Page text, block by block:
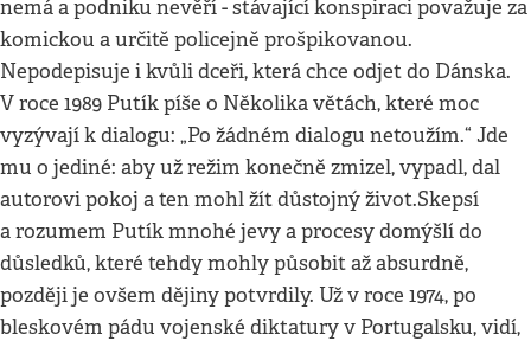
nemá a podniku nevěří - stávající konspiraci považuje za
komickou a určitě policejně prošpikovanou.
Nepodepisuje i kvůli dceři, která chce odjet do Dánska.
V roce 1989 Putík píše o Několika větách, které moc
vyzývají k dialogu: „Po žádném dialogu netoužím.“ Jde
mu o jediné: aby už režim konečně zmizel, vypadl, dal
autorovi pokoj a ten mohl žít důstojný život.Skepsí
a rozumem Putík mnohé jevy a procesy domýšlí do
důsledků, které tehdy mohly působit až absurdně,
později je ovšem dějiny potvrdily. Už v roce 1974, po
bleskovém pádu vojenské diktatury v Portugalsku, vidí,